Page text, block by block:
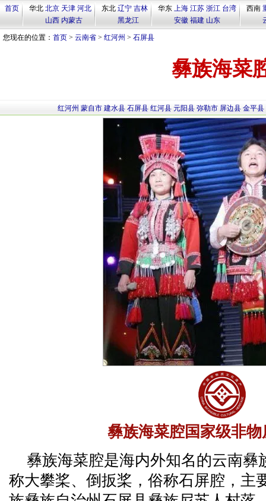
首页 华北 北京 天津 河北
山西 内蒙古
东北 辽宁 吉林
黑龙江
华东 上海 江苏 浙江 台湾
安徽 福建 山东
西南
您现在的位置： 首页 > 云南省 > 红河州 > 石屏县
彝族海菜
红河州 蒙自市 建水县 石屏县 红河县 元阳县 弥勒市 屏边县 金平县
彝族海菜腔国家级非
彝族海菜腔是海内外知名的云南彝
称大攀桨、倒扳桨，俗称石屏腔，主